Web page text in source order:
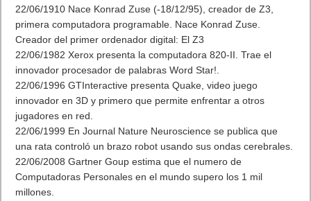
22/06/1910 Nace Konrad Zuse (-18/12/95), creador de Z3,
primera computadora programable. Nace Konrad Zuse.
Creador del primer ordenador digital: El Z3
22/06/1982 Xerox presenta la computadora 820-II. Trae el
innovador procesador de palabras Word Star!.
22/06/1996 GTInteractive presenta Quake, video juego
innovador en 3D y primero que permite enfrentar a otros
jugadores en red.
22/06/1999 En Journal Nature Neuroscience se publica que
una rata controló un brazo robot usando sus ondas cerebrales.
22/06/2008 Gartner Goup estima que el numero de
Computadoras Personales en el mundo supero los 1 mil
millones.